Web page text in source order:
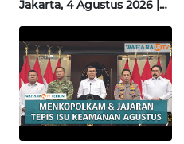
Jakarta, 4 Agustus 2026 |
NUSANTARA
WN
JOGJA